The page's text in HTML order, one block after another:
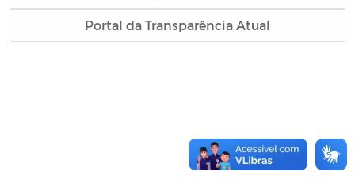
Portal da Transparência Atual